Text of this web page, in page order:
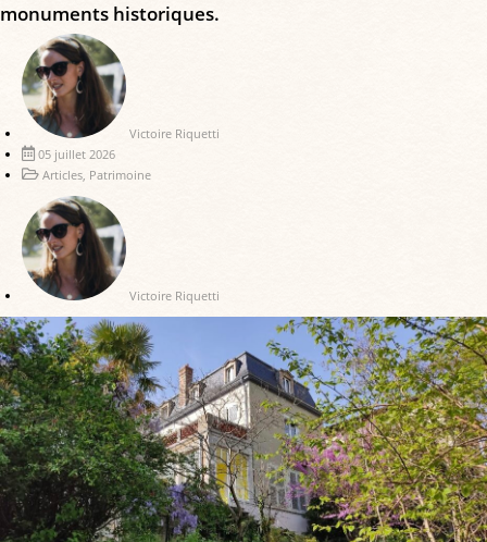
monuments historiques.
Victoire Riquetti
05 juillet 2026
Articles, Patrimoine
Victoire Riquetti